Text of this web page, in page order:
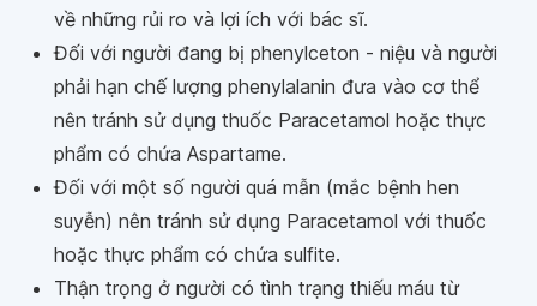
về những rủi ro và lợi ích với bác sĩ.
Đối với người đang bị phenylceton - niệu và người
phải hạn chế lượng phenylalanin đưa vào cơ thể
nên tránh sử dụng thuốc Paracetamol hoặc thực
phẩm có chứa Aspartame.
Đối với một số người quá mẫn (mắc bệnh hen
suyễn) nên tránh sử dụng Paracetamol với thuốc
hoặc thực phẩm có chứa sulfite.
Thận trọng ở người có tình trạng thiếu máu từ